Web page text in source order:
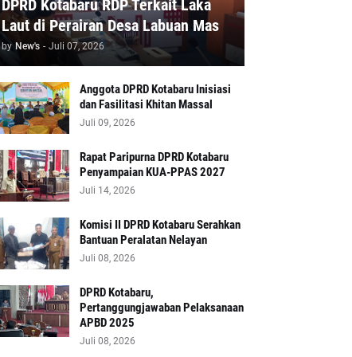
DPRD Kotabaru RDP Terkait Laka
Laut di Perairan Desa Labuan Mas
by New's - Juli 07, 2026
Anggota DPRD Kotabaru Inisiasi
dan Fasilitasi Khitan Massal
Juli 09, 2026
Rapat Paripurna DPRD Kotabaru
Penyampaian KUA-PPAS 2027
Juli 14, 2026
Komisi II DPRD Kotabaru Serahkan
Bantuan Peralatan Nelayan
Juli 08, 2026
DPRD Kotabaru,
Pertanggungjawaban Pelaksanaan
APBD 2025
Juli 08, 2026